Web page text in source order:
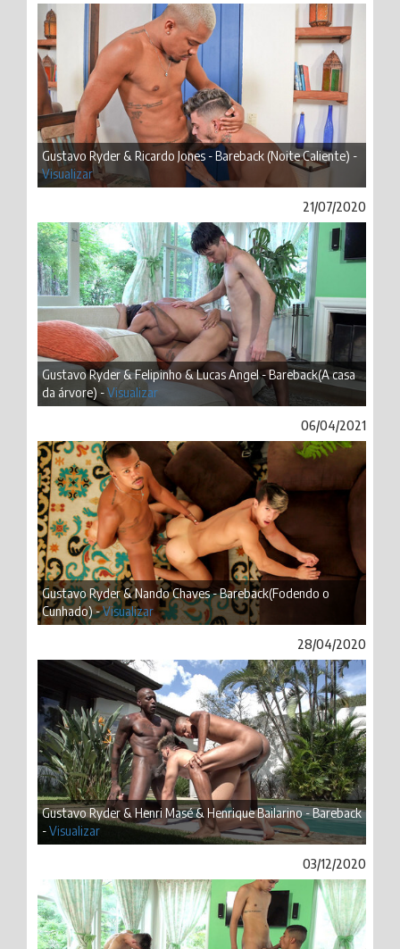
Gustavo Ryder & Ricardo Jones - Bareback (Noite Caliente) -
Visualizar
21/07/2020
Gustavo Ryder & Felipinho & Lucas Angel - Bareback(A casa
da árvore) -Visualizar
06/04/2021
Gustavo Ryder & Nando Chaves - Bareback(Fodendo o
Cunhado) -Visualizar
28/04/2020
Gustavo Ryder & Henri Masé & Henrique Bailarino - Bareback
-Visualizar
03/12/2020